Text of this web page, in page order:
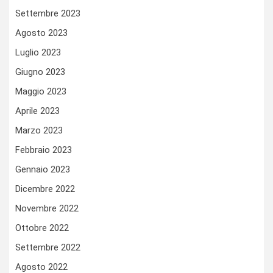
Settembre 2023
Agosto 2023
Luglio 2023
Giugno 2023
Maggio 2023
Aprile 2023
Marzo 2023
Febbraio 2023
Gennaio 2023
Dicembre 2022
Novembre 2022
Ottobre 2022
Settembre 2022
Agosto 2022